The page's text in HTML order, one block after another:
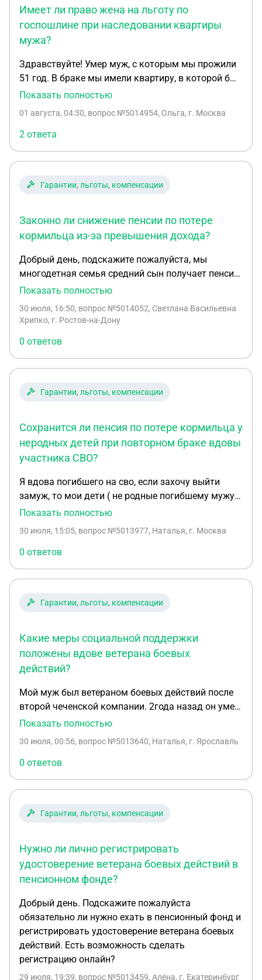
Имеет ли право жена на льготу по
госпошлине при наследовании квартиры
мужа?
Здравствуйте! Умер муж, с которым мы прожили
51 год. В браке мы имели квартиру, в которой был
зарегистрирован муж и вторую квартиру в
его смерти имел временную регистрацию в моей
квартире и пользовался мед. Услугами по моему
адресу и парковкой нашего автомобиля по моему
адресу. Имею ли я льготу по неуплате
Показать полностью
01 августа, 04:30, вопрос №5014954, Ольга, г. Москва
2 ответа
Гарантии, льготы, компенсации
Законно ли снижение пенсии по потере
кормильца из-за превышения дохода?
Добрый день, подскажите пожалуйста, мы
многодетная семья средний сын получает пенсию
по потере кормильца, за комунальные услуги на
меньше, звонила в пфр узнать почему пенсия
дохода и поэтому пенсия меньше может быть
такое и вообще-это законно?
Показать полностью
30 июля, 16:50, вопрос №5014052, Светлана Васильевна
Хрипко, г. Ростов-на-Дону
0 ответов
Гарантии, льготы, компенсации
Сохранится ли пенсия по потере кормильца у
неродных детей при повторном браке вдовы
участника СВО?
Я вдова погибшего на сво, если захочу выйти
замуж, то мои дети ( не родные погибшему мужу)
потеряют ли они пенсию по потере кормильца? я
, то мои дети ( не родные погибшему мужу)
потеряют ли они пенсию по потере кормильца?
Показать полностью
30 июля, 15:05, вопрос №5013977, Наталья, г. Москва
0 ответов
Гарантии, льготы, компенсации
Какие меры социальной поддержки
положены вдове ветерана боевых
действий?
Мой муж был ветераном боевых действий после
второй чеченской компании. 2года назад он умер.
Подскажите какие меры социальной поддержки
сказали только скидка на памятник.
Показать полностью
30 июля, 00:56, вопрос №5013640, Наталья, г. Ярославль
0 ответов
Гарантии, льготы, компенсации
Нужно ли лично регистрировать
удостоверение ветерана боевых действий в
пенсионном фонде?
Добрый день. Подскажите пожалуйста
обязательно ли нужно ехать в пенсионный фонд и
регистрировать удостоверение ветерана боевых
действий. Есть возможность сделать
регистрацию онлайн?
29 июля, 19:39, вопрос №5013459, Алёна, г. Екатеринбург